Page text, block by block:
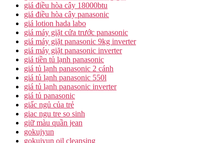
giá điều hòa cây 18000btu
giá điều hòa cây panasonic
giá lotion hada labo
giá máy giặt cửa trước panasonic
giá máy giặt panasonic 9kg inverter
giá máy giặt panasonic inverter
giá tiền tủ lạnh panasonic
giá tủ lạnh panasonic 2 cánh
giá tủ lạnh panasonic 550l
giá tủ lạnh panasonic inverter
giá tủ panasonic
giấc ngủ của trẻ
giac ngu tre so sinh
giữ màu quần jean
gokujyun
gokujyun oil cleansing